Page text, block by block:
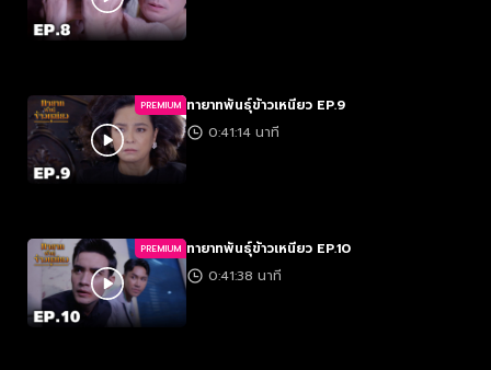
PREMIUM ทายาทพันธุ์ข้าวเหนียว EP.9
0:41:14 นาที
PREMIUM ทายาทพันธุ์ข้าวเหนียว EP.10
0:41:38 นาที